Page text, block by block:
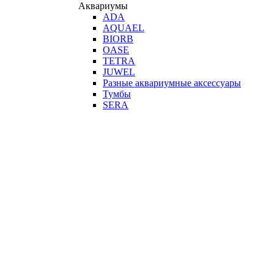
Аквариумы
ADA
AQUAEL
BIORB
OASE
TETRA
JUWEL
Разные аквариумные аксессуары
Тумбы
SERA